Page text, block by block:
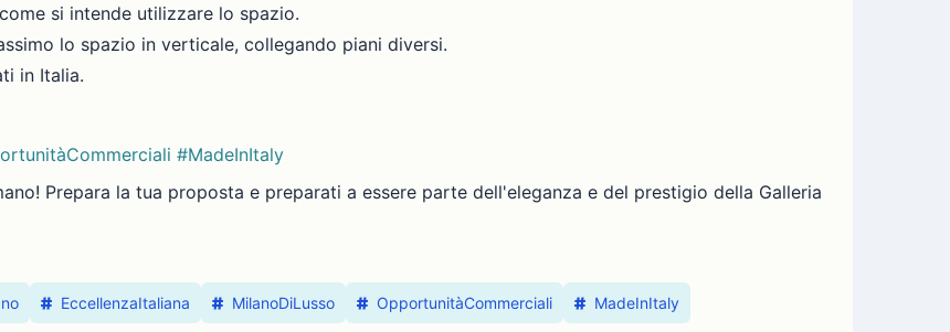
si intende utilizzare lo spazio.
lo spazio in verticale, collegando piani diversi.
in Italia.
#MadeInItaly
Prepara la tua proposta e preparati a essere parte dell'eleganza e del prestigio della Galleria
EccellenzaItaliana MilanoDiLusso OpportunitàCommerciali MadeInItaly